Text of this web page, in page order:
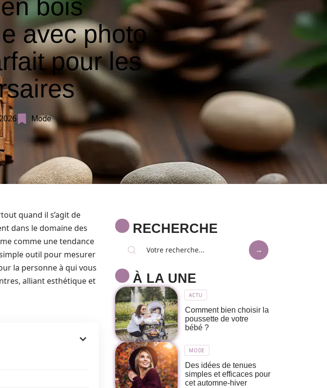
bois
avec photo :
pour les
Mode
quand il s’agit de
dans le domaine des
comme une tendance
outil pour mesurer
la personne à qui vous
alliant esthétique et
RECHERCHE
À LA UNE
ACTU
Comment bien choisir la
poussette de votre
bébé ?
MODE
Des idées de tenues
simples et efficaces pour
cet automne-hiver